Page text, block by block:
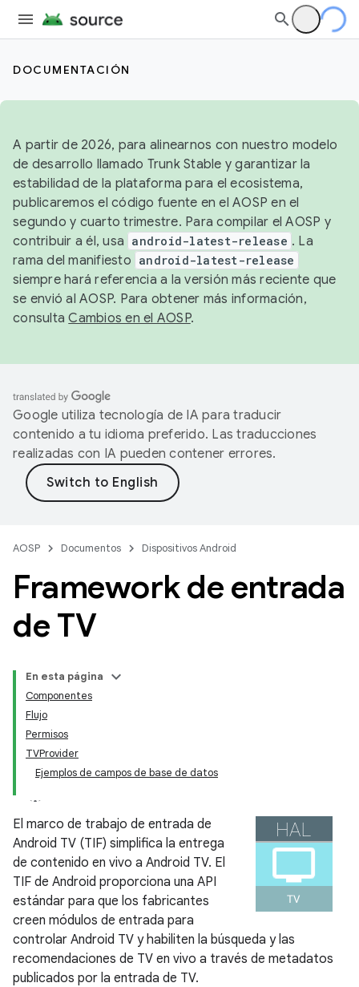
DOCUMENTACIÓN
A partir de 2026, para alinearnos con nuestro modelo
de desarrollo llamado Trunk Stable y garantizar la
estabilidad de la plataforma para el ecosistema,
publicaremos el código fuente en el AOSP en el
segundo y cuarto trimestre. Para compilar el AOSP y
contribuir a él, usa android-latest-release . La
rama del manifiesto android-latest-release
siempre hará referencia a la versión más reciente que
se envió al AOSP. Para obtener más información,
consultaCambios en el AOSP.
Google utiliza tecnología de IA para traducir
contenido a tu idioma preferido. Las traducciones
realizadas con IA pueden contener errores.
AOSP Documentos Dispositivos Android
Framework de entrada
de TV
En esta página
Componentes
Flujo
Permisos
TVProvider
Ejemplos de campos de base de datos
El marco de trabajo de entrada de
Android TV (TIF) simplifica la entrega
de contenido en vivo a Android TV. El
TIF de Android proporciona una API
estándar para que los fabricantes
creen módulos de entrada para
controlar Android TV y habiliten la búsqueda y las
recomendaciones de TV en vivo a través de metadatos
publicados por la entrada de TV.